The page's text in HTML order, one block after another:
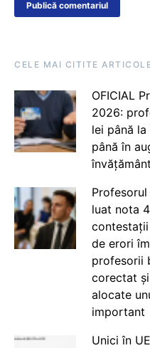
CELE MAI CITITE
OFICIAL
2026:
lei până
până în
învățământ
luat nota
de erori
profesorii
corectat
alocate
important
Unici în